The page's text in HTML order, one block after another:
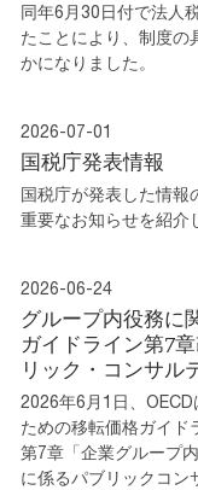
同年6月30日付で法人
たことにより、制度の
かになりました。
2026-07-01
国税庁発表情報
国税庁が発表した情報
重要なお知らせを紹介
2026-06-24
グループ内役務に
ガイドライン第7
リック・コンサル
2026年6月1日、
ための移転価格ガイド
第7章「企業グループ
に係るパブリックコン